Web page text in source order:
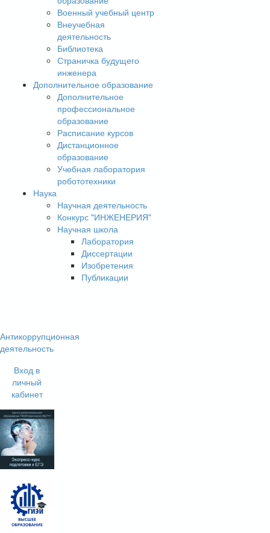
Военный учебный центр
Внеучебная
деятельность
Библиотека
Страничка будущего
инженера
Дополнительное образование
Дополнительное
профессиональное
образование
Расписание курсов
Дистанционное
образование
Учебная лаборатория
робототехники
Наука
Научная деятельность
Конкурс "ИНЖЕНЕРИЯ"
Научная школа
Лаборатория
Диссертации
Изобретения
Публикации
Антикоррупционная
деятельность
Вход в
личный
кабинет